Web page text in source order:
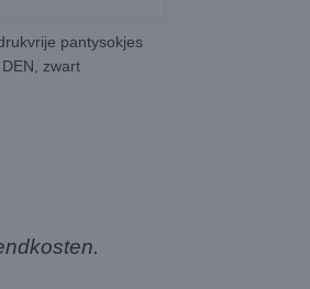
pantysokjes
zwart